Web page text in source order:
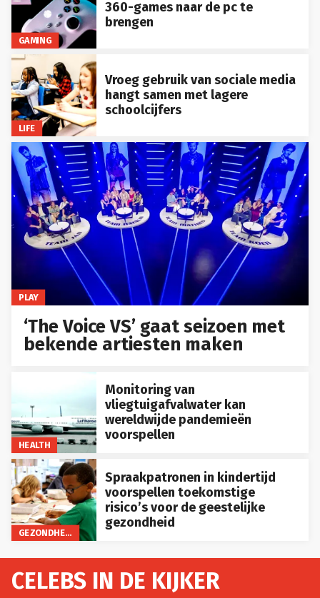
GAMING
360-games naar de pc te
brengen
LIFE
Vroeg gebruik van sociale media
hangt samen met lagere
schoolcijfers
PLAY
‘The Voice VS’ gaat seizoen met
bekende artiesten maken
HEALTH
Monitoring van
vliegtuigafvalwater kan
wereldwijde pandemieën
voorspellen
GEZONDHEID
Spraakpatronen in kindertijd
voorspellen toekomstige
risico’s voor de geestelijke
gezondheid
CELEBS IN DE KIJKER